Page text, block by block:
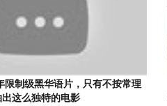
限制级黑华语片，只有不按常理
这么独特的电影